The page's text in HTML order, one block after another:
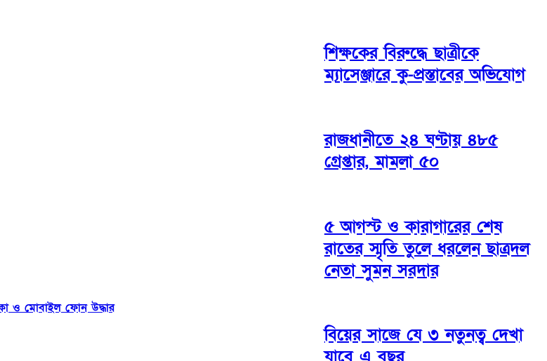
ও মোবাইল ফোন উদ্ধার
শিক্ষকের বিরুদ্ধে ছাত্রীকে
ম্যাসেঞ্জারে কু-প্রস্তাবের অভিযোগ
রাজধানীতে ২৪ ঘণ্টায় ৪৮৫
গ্রেপ্তার, মামলা ৫০
৫ আগস্ট ও কারাগারের শেষ
রাতের স্মৃতি তুলে ধরলেন ছাত্রদল
নেতা সুমন সরদার
বিয়ের সাজে যে ৩ নতুনত্ব দেখা